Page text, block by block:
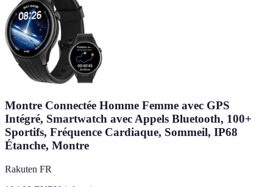
Montre Connectée Homme Femme avec GPS
Intégré, Smartwatch avec Appels Bluetooth, 100+
Sportifs, Fréquence Cardiaque, Sommeil, IP68
Étanche, Montre
Rakuten FR